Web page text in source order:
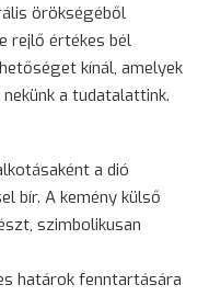
örökségéből
rejlő értékes bél
kínál, amelyek
a tudatalattink.
a dió
bír. A kemény külső
szimbolikusan
határok fenntartására